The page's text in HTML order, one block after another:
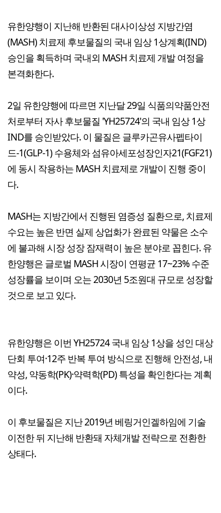
유한양행이 지난해 반환된 대사이상성 지방간염
(MASH) 치료제 후보물질의 국내 임상 1상계획(IND)
승인을 획득하며 국내외 MASH 치료제 개발 여정을
본격화한다.
2일 유한양행에 따르면 지난달 29일 식품의약품안전
처로부터 자사 후보물질 'YH25724'의 국내 임상 1상
IND를 승인받았다. 이 물질은 글루카곤유사펩타이
드-1(GLP-1) 수용체와 섬유아세포성장인자21(FGF21)
에 동시 작용하는 MASH 치료제로 개발이 진행 중이
다.
MASH는 지방간에서 진행된 염증성 질환으로, 치료제
수요는 높은 반면 실제 상업화가 완료된 약물은 소수
에 불과해 시장 성장 잠재력이 높은 분야로 꼽힌다. 유
한양행은 글로벌 MASH 시장이 연평균 17~23% 수준
성장률을 보이며 오는 2030년 5조원대 규모로 성장할
것으로 보고 있다.
유한양행은 이번 YH25724 국내 임상 1상을 성인 대상
단회 투여·12주 반복 투여 방식으로 진행해 안전성, 내
약성, 약동학(PK)·약력학(PD) 특성을 확인한다는 계획
이다.
이 후보물질은 지난 2019년 베링거인겔하임에 기술
이전한 뒤 지난해 반환돼 자체개발 전략으로 전환한
상태다.